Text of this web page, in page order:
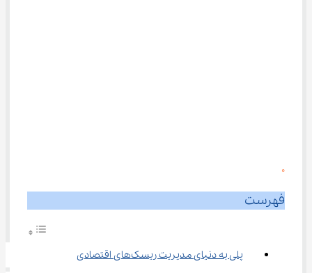
0
فهرست
پلی به دنیای مدیریت ریسک‌های اقتصادی